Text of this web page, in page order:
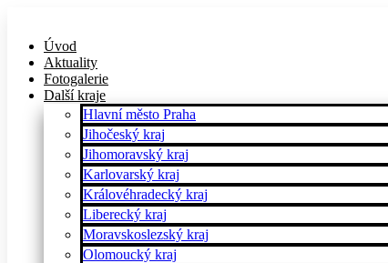
Úvod
Aktuality
Fotogalerie
Další kraje
Hlavní město Praha
Jihočeský kraj
Jihomoravský kraj
Karlovarský kraj
Královéhradecký kraj
Liberecký kraj
Moravskoslezský kraj
Olomoucký kraj